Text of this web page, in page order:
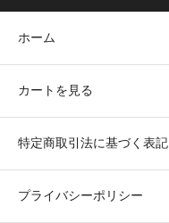
ホーム
カートを見る
特定商取引法に基づく表記
プライバシーポリシー